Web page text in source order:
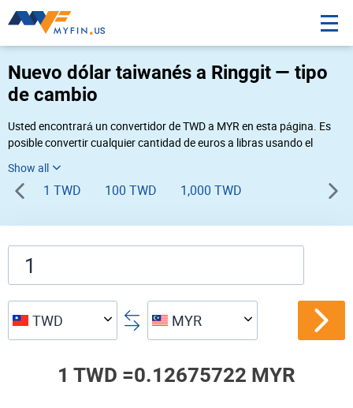
Nuevo dólar taiwanés a Ringgit — tipo
de cambio
Usted encontrará un convertidor de TWD a MYR en esta página. Es
posible convertir cualquier cantidad de euros a libras usando el
usted necesita una conversión inversa, vaya al convertidor de pares
deMYR TWD.
1 TWD 100 TWD 1,000 TWD
TWD MYR
1 TWD =0.12675722 MYR